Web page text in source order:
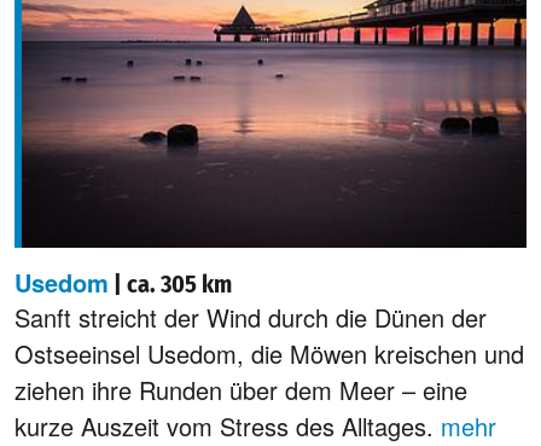
Usedom | ca. 305 km
Sanft streicht der Wind durch die Dünen der
Ostseeinsel Usedom, die Möwen kreischen und
ziehen ihre Runden über dem Meer – eine
kurze Auszeit vom Stress des Alltages. mehr